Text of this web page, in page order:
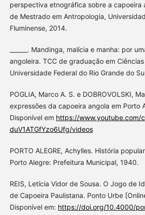
perspectiva etnográfica sobre a capoeira
de Mestrado em Antropologia,
Fluminense, 2014.
______. Mandinga, malícia e manha: por
angoleira. TCC de graduação em Ciências
Universidade Federal do Rio Grande do
POGLIA, Marco A. S. e DOBROVOLSKI,
expressões da capoeira angola em Porto
Disponível em https://www.youtube.com/
duV1ATGfYzo6Ufg/videos
PORTO ALEGRE, Achylles. História
Porto Alegre: Prefeitura Municipal, 1940.
REIS, Letícia Vidor de Sousa. O Jogo de
de Capoeira Paulistana. Ponto Urbe
Disponível em: https://doi.org/10.4000/